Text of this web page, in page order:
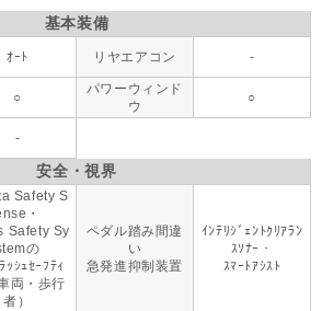
基本装備
ｵｰﾄ リヤエアコン -
○
パワーウィンド
ウ
○
-
安全・視界
Safety S
・
Safety Sy
の
ｯｼｭｾｰﾌﾃｨ
両・歩行
者）
ペダル踏み間違
い
急発進抑制装置
ｲﾝﾃﾘｼﾞｪﾝﾄｸﾘｱﾗﾝ
ｽｿﾅｰ・
ｽﾏｰﾄｱｼｽﾄ